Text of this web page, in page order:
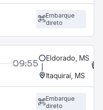
Embarque
direto
09:55 Eldorado, MS
Itaquiraí, MS
Embarque
direto